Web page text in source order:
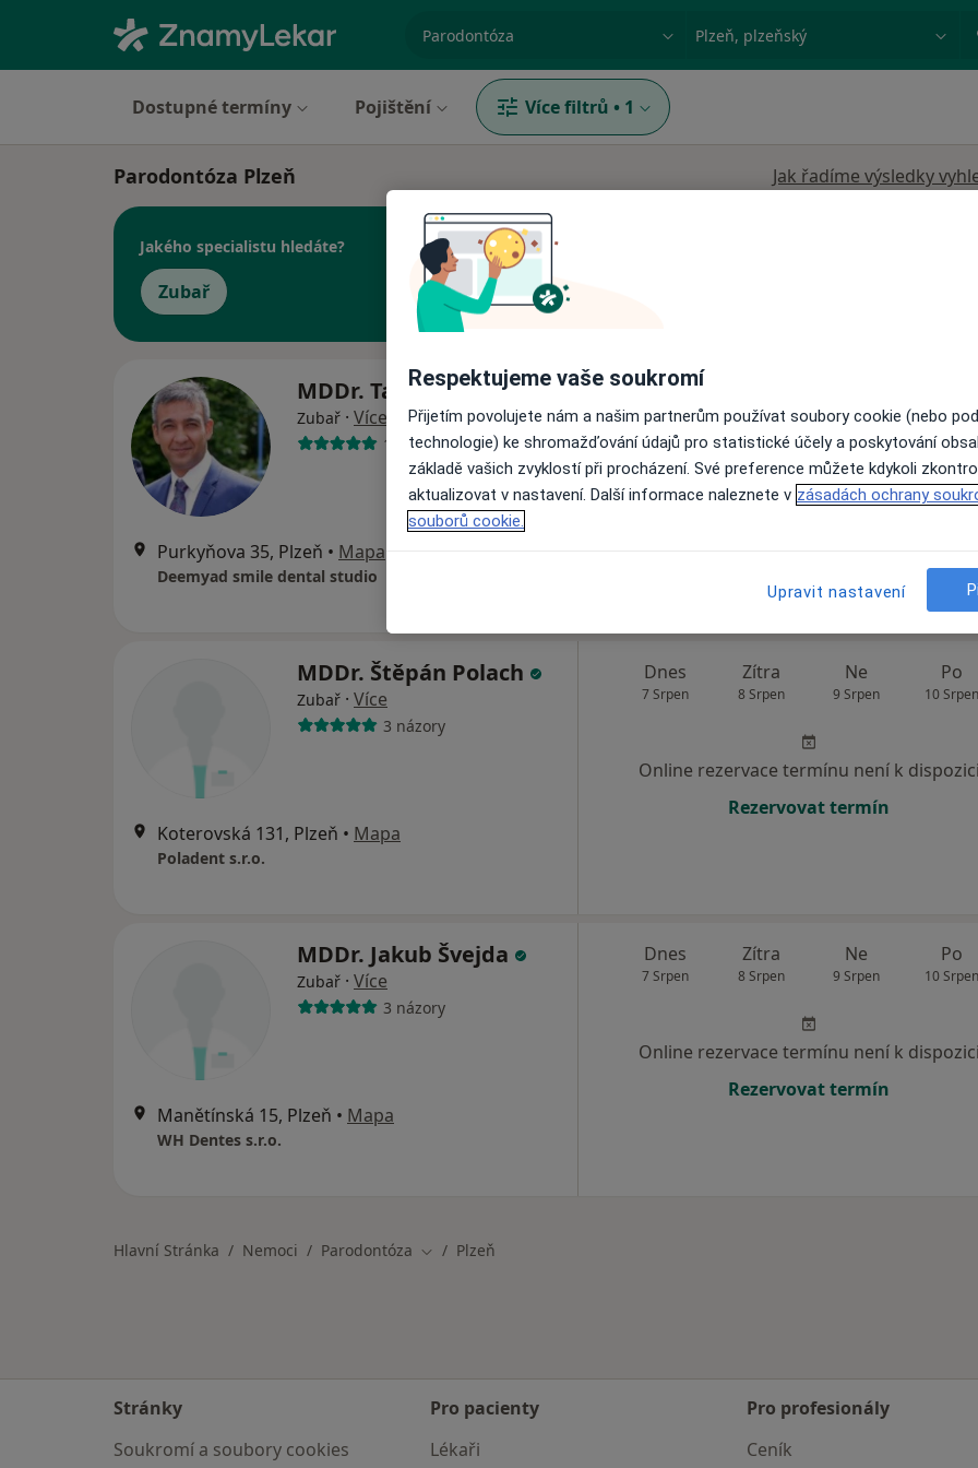
specializace, nemoc nebo příjmení Město nebo region
Dostupné termíny Pojištění Více filtrů • 1
Parodontóza Plzeň Jak řadíme výsledky
Jakého specialistu hledáte?
Zubař
MDDr. Taha Deemyad
Zubař · Více
11 názorů
Purkyňova 35, Plzeň • Mapa
Deemyad smile dental studio
Dnes
7 Srpen 8 Srpen 9 Srpen 10
Online rezervace termínu není k
MDDr. Štěpán Polach
Zubař · Více
3 názory
Koterovská 131, Plzeň • Mapa
Poladent s.r.o.
Dnes
7 Srpen
Zítra
8 Srpen
Ne
9 Srpen
Po
10 Srpen
Online rezervace termínu není k dispozici
Rezervovat termín
MDDr. Jakub Švejda
Zubař · Více
3 názory
Manětínská 15, Plzeň • Mapa
WH Dentes s.r.o.
Dnes
7 Srpen
Zítra
8 Srpen
Ne
9 Srpen
Po
10 Srpen
Online rezervace termínu není k dispozici
Rezervovat termín
Hlavní Stránka Nemoci Parodontóza Změna města
Plzeň
Stránky
Soukromí a soubory cookies
Pro pacienty
Lékaři
Pro profesionály
Ceník
Respektujeme vaše soukromí
Přijetím povolujete nám a našim partnerům používat soubory cookie (nebo
technologie) ke shromažďování údajů pro statistické účely a poskytování
základě vašich zvyklostí při procházení. Své preference můžete kdykoli
aktualizovat v nastavení. Další informace naleznete v zásadách ochrany
souborů cookie.
Upravit nastavení